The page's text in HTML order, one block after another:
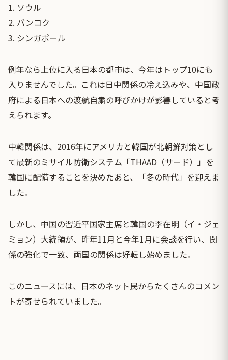
1. ソウル
2. バンコク
3. シンガポール
例年なら上位に入る日本の都市は、今年はトップ10にも
入りませんでした。これは日中関係の冷え込みや、中国政
府による日本への渡航自粛の呼びかけが影響していると考
えられます。
中韓関係は、2016年にアメリカと韓国が北朝鮮対策とし
て最新のミサイル防衛システム「THAAD（サード）」を
韓国に配備することを決めたあと、「冬の時代」を迎えま
した。
しかし、中国の習近平国家主席と韓国の李在明（イ・ジェ
ミョン）大統領が、昨年11月と今年1月に会談を行い、関
係の強化で一致、両国の関係は好転し始めました。
このニュースには、日本のネット民からたくさんのコメン
トが寄せられていました。